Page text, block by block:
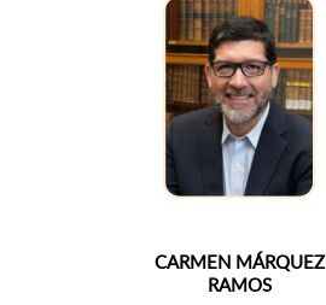
CARMEN MÁRQUEZ
RAMOS